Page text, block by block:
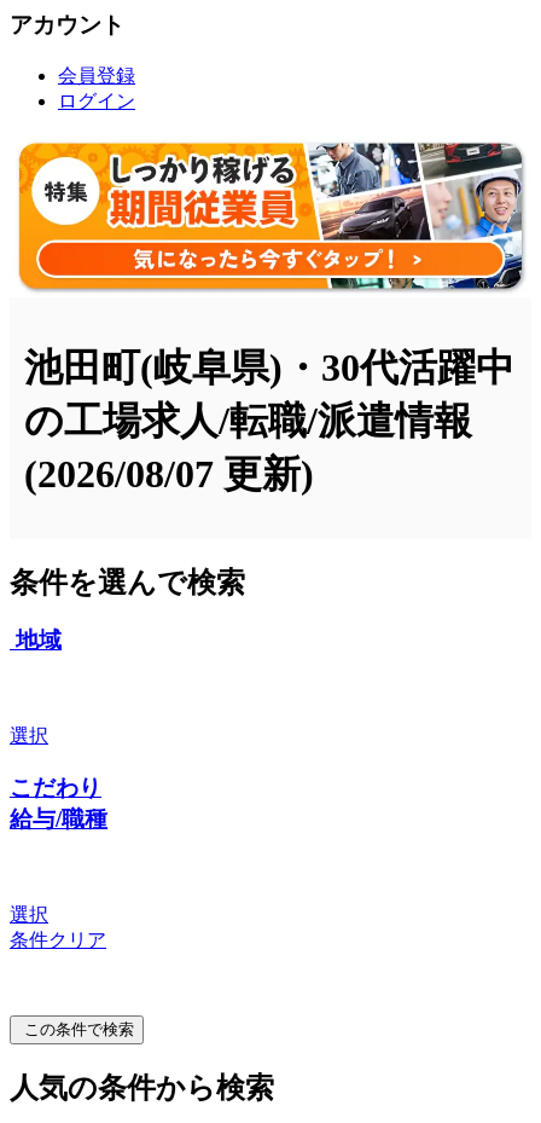
アカウント
会員登録
ログイン
池田町(岐阜県)・30代活躍中
の工場求人/転職/派遣情報
(2026/08/07 更新)
条件を選んで検索
地域
選択
こだわり
給与/職種
選択
条件クリア
この条件で検索
人気の条件から検索